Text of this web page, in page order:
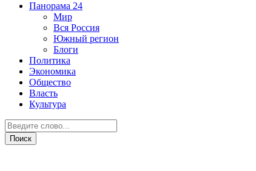
Панорама 24
Мир
Вся Россия
Южный регион
Блоги
Политика
Экономика
Общество
Власть
Культура